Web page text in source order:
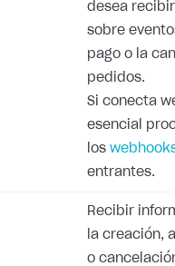
desea
sobre
pago o la
pedidos.
Si conecta
esencial
los
entrantes.
Recibir
la creación,
o